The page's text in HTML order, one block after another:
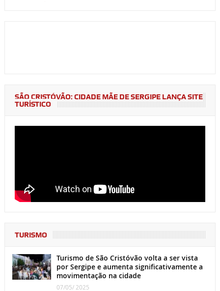
SÃO CRISTÓVÃO: CIDADE MÃE DE SERGIPE LANÇA SITE
TURÍSTICO
TURISMO
Turismo de São Cristóvão volta a ser vista
por Sergipe e aumenta significativamente a
movimentação na cidade
07/05/ 2025